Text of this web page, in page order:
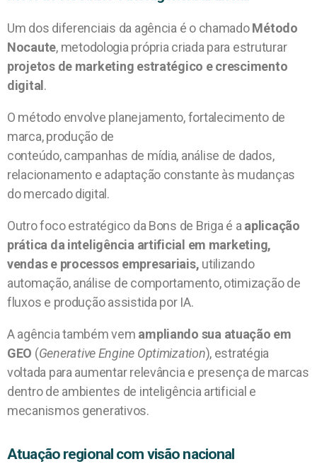
Um dos diferenciais da agência é o chamadoMétodo
Nocaute, metodologia própria criada para estruturar
projetos de marketing estratégico e crescimento
digital .
O método envolve planejamento, fortalecimento de
marca, produção de
conteúdo, campanhas de mídia, análise de dados,
relacionamento e adaptação constante às mudanças
do mercado digital.
Outro foco estratégico da Bons de Briga é aaplicação
prática da inteligência artificial em marketing,
vendas e processos empresariais, utilizando
automação, análise de comportamento, otimização de
fluxos e produção assistida por IA.
A agência também vem ampliando sua atuação em
GEO (Generative Engine Optimization), estratégia
voltada para aumentar relevância e presença de marcas
dentro de ambientes de inteligência artificial e
mecanismos generativos.
Atuação regional com visão nacional